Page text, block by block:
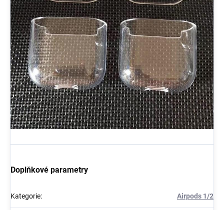
Doplňkové parametry
Kategorie: Airpods 1/2